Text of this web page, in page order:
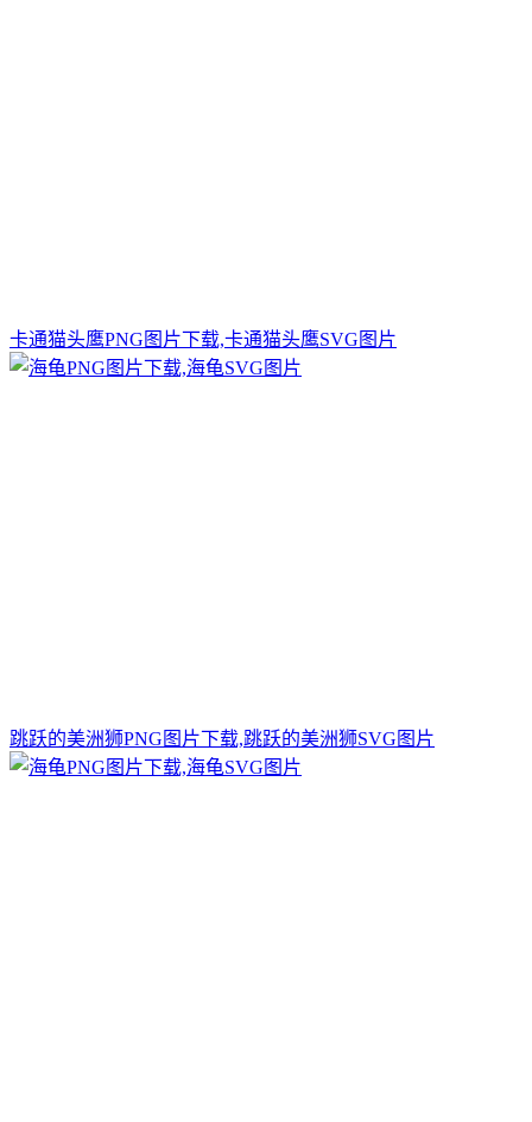
卡通猫头鹰PNG图片下载,卡通猫头鹰SVG图片
跳跃的美洲狮PNG图片下载,跳跃的美洲狮SVG图片